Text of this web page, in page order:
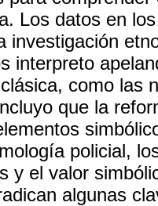
Los datos en
investigación
interpreto
como las
que la
policial,
y el valor
algunas